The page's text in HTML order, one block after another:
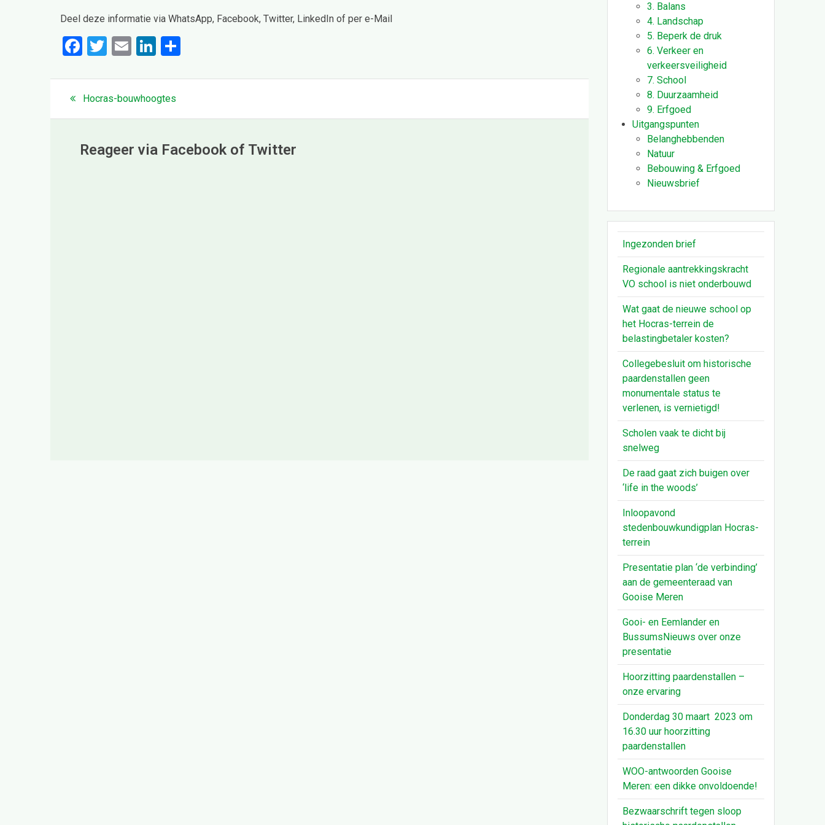
Deel deze informatie via WhatsApp, Facebook, Twitter, LinkedIn of per e-Mail
F
ce
b
o
o
T
tt
er
E
ail
Li
ke
dI
n
e
navigatie
Previous
Hocras-bouwhoogtes
Reageer via Facebook of Twitter
3. Balans
4. Landschap
5. Beperk de druk
6. Verkeer en
verkeersveiligheid
7. School
8. Duurzaamheid
9. Erfgoed
Uitgangspunten
Belanghebbenden
Natuur
Bebouwing & Erfgoed
Nieuwsbrief
Ingezonden brief
Regionale aantrekkingskracht
VO school is niet onderbouwd
Wat gaat de nieuwe school op
het Hocras-terrein de
belastingbetaler kosten?
Collegebesluit om historische
paardenstallen geen
monumentale status te
verlenen, is vernietigd!
Scholen vaak te dicht bij
snelweg
De raad gaat zich buigen over
‘life in the woods’
Inloopavond
stedenbouwkundigplan Hocras-
terrein
Presentatie plan ‘de verbinding’
aan de gemeenteraad van
Gooise Meren
Gooi- en Eemlander en
BussumsNieuws over onze
presentatie
Hoorzitting paardenstallen –
onze ervaring
Donderdag 30 maart 2023 om
16.30 uur hoorzitting
paardenstallen
WOO-antwoorden Gooise
Meren: een dikke onvoldoende!
Bezwaarschrift tegen sloop